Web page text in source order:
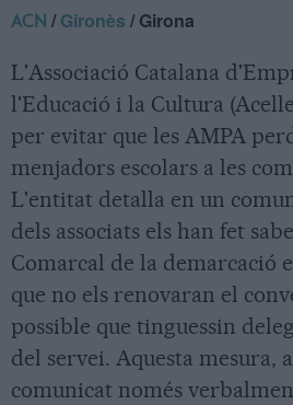
ACN /Gironès / Girona
L'Associació Catalana
l'Educació i la Cultura
per evitar que les AMPA
menjadors escolars a les
L'entitat detalla en un
dels associats els han fet
Comarcal de la demarcació
que no els renovaran el
possible que tinguessin
del servei. Aquesta mesura,
comunicat només